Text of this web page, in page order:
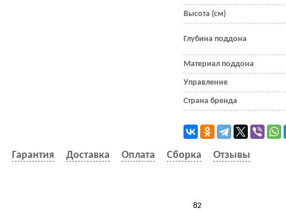
Высота (см)
Глубина поддона
Материал поддона
Управление
Страна бренда
Гарантия Доставка Оплата Сборка Отзывы
82